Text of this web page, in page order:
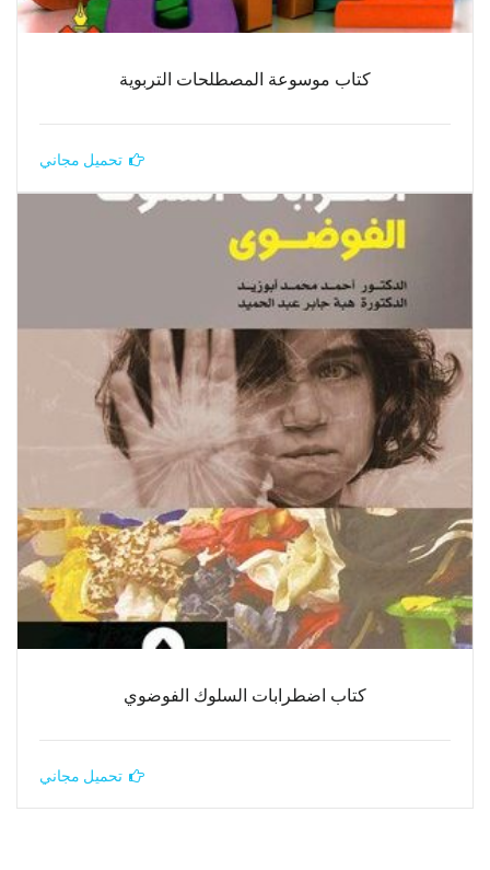
كتاب موسوعة المصطلحات التربوية
تحميل مجاني
كتاب اضطرابات السلوك الفوضوي
تحميل مجاني